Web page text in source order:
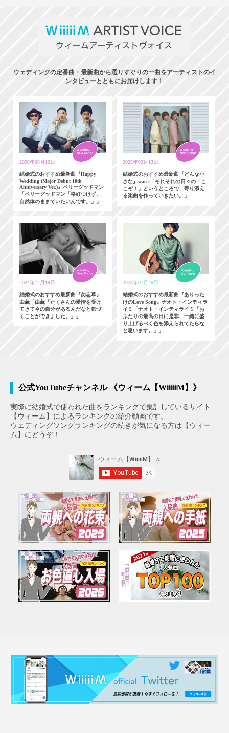
ウェディングの定番曲・最新曲から選りすぐりの一曲をアーティストのイ
ンタビューとともにお届けします！
2026年06月10日
結婚式のおすすめ最新曲『Happy
Wedding (Major Debut 10th
Anniversary Ver.)』ベリーグッドマン
「ベリーグッドマン「格好つけず、
自然体のままでいたいんです。」」
2025年02月13日
結婚式のおすすめ最新曲『どんな小
さな』wacci「それぞれの日々の「こ
こぞ！」というところで、寄り添え
る楽曲を作っていきたい。」
2024年12月19日
結婚式のおすすめ最新曲『勿忘草』
由薫「由薫「たくさんの愛情を受け
てきて今の自分があるんだなと気づ
くことができました。」」
2023年07月28日
結婚式のおすすめ最新曲『ありった
けのLove Song』ナオト・インティラ
イミ「ナオト・インティライミ「お
ふたりの最高の日に是非、一緒に盛
り上げるべく色を添えられてたらな
と思います。」」
公式YouTubeチャンネル 《ウィーム【WiiiiiM】》
実際に結婚式で使われた曲をランキングで集計しているサイト
【ウィーム】によるランキングの紹介動画です。
ウェディングソングランキングの続きが気になる方は【ウィー
ム】にどうぞ！